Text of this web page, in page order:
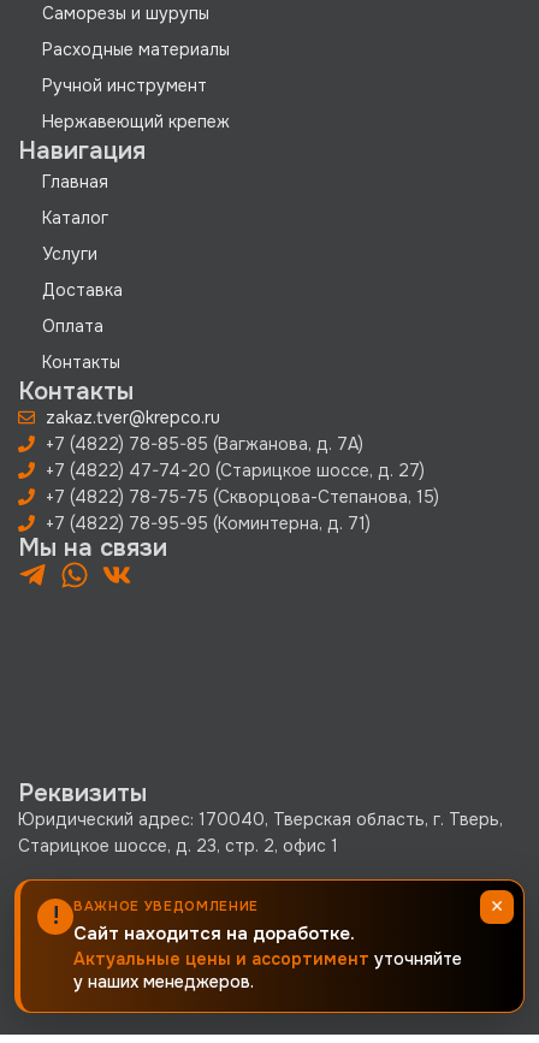
Саморезы и шурупы
Расходные материалы
Ручной инструмент
Нержавеющий крепеж
Навигация
Главная
Каталог
Услуги
Доставка
Оплата
Контакты
Контакты
zakaz.tver@krepco.ru
+7 (4822) 78-85-85 (Вагжанова, д. 7А)
+7 (4822) 47-74-20 (Старицкое шоссе, д. 27)
+7 (4822) 78-75-75 (Скворцова-Степанова, 15)
+7 (4822) 78-95-95 (Коминтерна, д. 71)
Мы на связи
Реквизиты
Юридический адрес: 170040, Тверская область, г. Тверь,
Старицкое шоссе, д. 23, стр. 2, офис 1
ООО «КРЕПКО.РУ» ОГРН 1256900002380 · ИНН
6900019171 · КПП 690001001
Политика конфиденциальности
Согласие на обработку персональных данных
! ВАЖНОЕ УВЕДОМЛЕНИЕ
Сайт находится на доработке.
Актуальные цены и ассортимент уточняйте
у наших менеджеров.
×